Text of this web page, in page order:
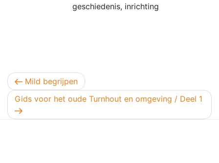
geschiedenis, inrichting
Berichtnavigatie
Vorig bericht
Mild begrijpen
Volgend bericht
Gids voor het oude Turnhout en omgeving / Deel 1